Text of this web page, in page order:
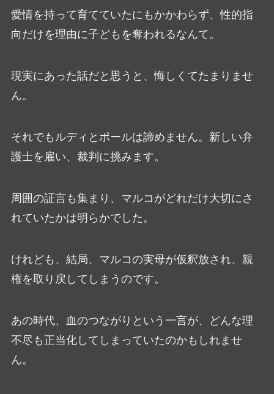
愛情を持って育てていたにもかかわらず、性的指
向だけを理由に子どもを奪われるなんて。
現実にあった話だと思うと、悔しくてたまりませ
ん。
それでもルディとポールは諦めません。新しい弁
護士を雇い、裁判に挑みます。
周囲の証言も集まり、マルコがどれだけ大切にさ
れていたかは明らかでした。
けれども、結局、マルコの実母が仮釈放され、親
権を取り戻してしまうのです。
あの時代、血のつながりという一言が、どんな理
不尽も正当化してしまっていたのかもしれませ
ん。